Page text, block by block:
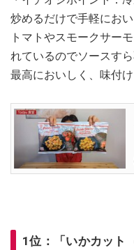
炒めるだけで手軽にお
トマトやスモークサー
れているのでソースす
最高においしく、味付け
1位：「いかカット